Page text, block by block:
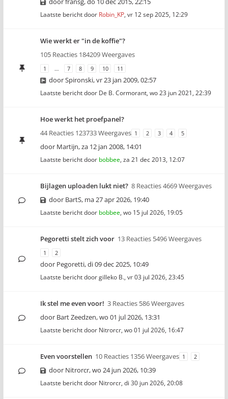
Laatste bericht door Robin_KP, vr 12 sep 2025, 12:29
Wie werkt er "in de koffie"?
105 Reacties 184209 Weergaves
1 … 7 8 9 10 11
doorSpironski,vr 23 jan 2009, 02:57
Laatste bericht door De B. Cormorant, wo 23 jun 2021, 22:39
Hoe werkt het proefpanel?
44 Reacties 123733 Weergaves 1 2 3 4 5
door Martijn,za 12 jan 2008, 14:01
Laatste bericht door bobbee, za 21 dec 2013, 12:07
Bijlagen uploaden lukt niet? 8 Reacties 4669 Weergaves
door BartS, ma 27 apr 2026, 19:40
Laatste bericht door bobbee, wo 15 jul 2026, 19:05
Pegoretti stelt zich voor 13 Reacties 5496 Weergaves
1 2
door Pegoretti,di 09 dec 2025, 10:49
Laatste bericht doorgilleko B., vr 03 jul 2026, 23:45
Ik stel me even voor! 3 Reacties 586 Weergaves
door Bart Zeedzen,wo 01 jul 2026, 13:31
Laatste bericht door Nitrorcr, wo 01 jul 2026, 16:47
Even voorstellen 10 Reacties 1356 Weergaves 1 2
door Nitrorcr,wo 24 jun 2026, 10:39
Laatste bericht door Nitrorcr, di 30 jun 2026, 20:08